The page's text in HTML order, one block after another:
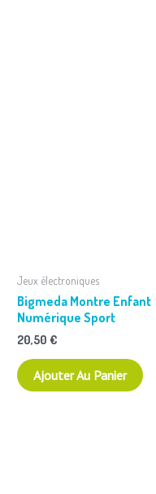
Jeux électroniques
Bigmeda Montre Enfant
Numérique Sport
20,50€
Ajouter Au Panier